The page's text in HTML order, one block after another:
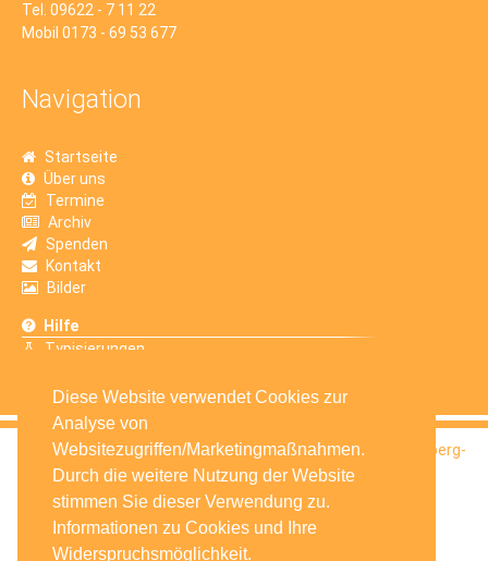
Diese Website verwendet Cookies zur
Analyse von
Websitezugriffen/Marketingmaßnahmen.
Durch die weitere Nutzung der Website
stimmen Sie dieser Verwendung zu.
Informationen zu Cookies und Ihre
Widerspruchsmöglichkeit.
Tel. 09622 - 7 11 22
Mobil 0173 - 69 53 677
Navigation
Startseite
Über uns
Termine
Archiv
Spenden
Kontakt
Bilder
Hilfe
Typisierungen
© 2016Selbsthilfegruppe Krebskranker Kinder Amberg-
Sulzbach e.V.